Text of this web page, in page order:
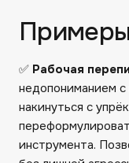
✅ Рабочая
недопониманием
накинуться с
инструмента.